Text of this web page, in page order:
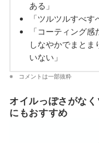
ある」
「ツルツルすべ
「コーティング
しなやかでまとま
いない」
コメントは一部抜粋
オイルっぽさがな
にもおすすめ